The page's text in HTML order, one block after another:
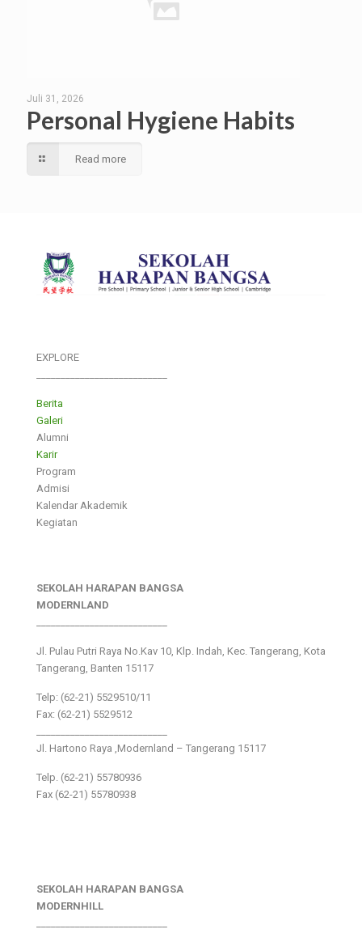
Juli 31, 2026
Personal Hygiene Habits
Read more
EXPLORE
Berita
Galeri
Alumni
Karir
Program
Admisi
Kalendar Akademik
Kegiatan
SEKOLAH HARAPAN BANGSA
MODERNLAND
Jl. Pulau Putri Raya No.Kav 10, Klp. Indah, Kec. Tangerang, Kota
Tangerang, Banten 15117
Telp: (62-21) 5529510/11
Fax: (62-21) 5529512
Jl. Hartono Raya ,Modernland – Tangerang 15117
Telp. (62-21) 55780936
Fax (62-21) 55780938
SEKOLAH HARAPAN BANGSA
MODERNHILL